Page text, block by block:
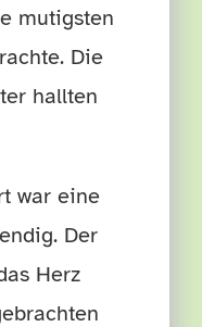
mutigsten
Die
hallten
war eine
Der
Herz